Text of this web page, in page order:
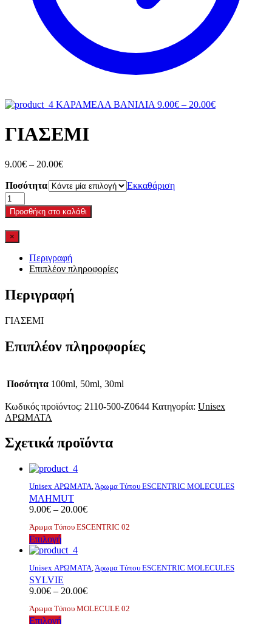
ΚΑΡΑΜΕΛΑ ΒΑΝΙΛΙΑ 9.00€ – 20.00€Price
ΓΙΑΣΕΜΙ
9.00€ – 20.00€Price
9.00€
20.00€
Ποσότητα
Εκκαθάριση
ΓΙΑΣΕΜΙ
ποσότητα
Προσθήκη στο καλάθι
×
Περιγραφή
Επιπλέον πληροφορίες
Περιγραφή
ΓΙΑΣΕΜΙ
Επιπλέον πληροφορίες
Ποσότητα 100ml, 50ml, 30ml
Κωδικός προϊόντος: 2110-500-Z0644 Κατηγορία: Unisex
ΑΡΩΜΑΤΑ
Σχετικά προϊόντα
Unisex ΑΡΩΜΑΤΑ,Άρωμα Τύπου ESCENTRIC MOLECULES
MAHMUT
9.00€ – 20.00€Price
9.00€
Άρωμα Τύπου ESCENTRIC 02
ΕπιλογήΑυτό
το
έχει
πολλαπλές
παραλλαγές.
Οι
επιλογές
Unisex ΑΡΩΜΑΤΑ,Άρωμα Τύπου ESCENTRIC MOLECULES
SYLVIE
9.00€ – 20.00€Price
9.00€
Άρωμα Τύπου MOLECULE 02
ΕπιλογήΑυτό